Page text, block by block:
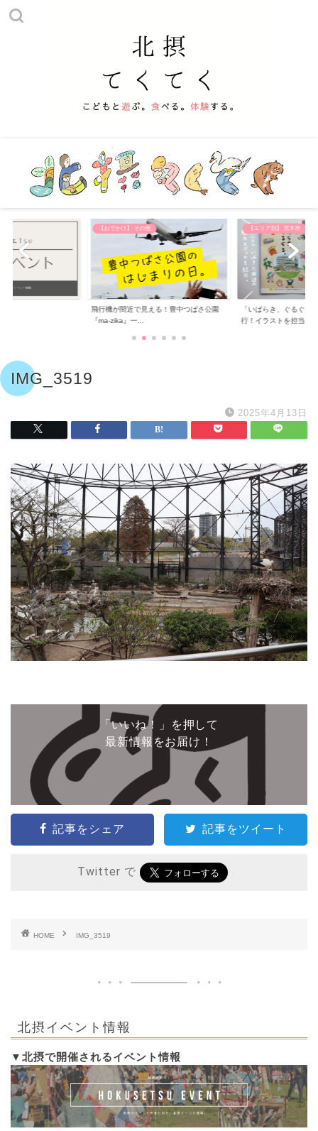
【おでかけ】 その他
飛行機が間近で見える！豊中つばさ公園
『ma-zika』一...
【エリア別】 茨木市
「いばらき、ぐるぐる
行！イラストを担当...
IMG_3519
2025年4月13日
「いいね！」を押して
最新情報をお届け！
記事をシェア 記事をツイート
Twitter で
HOME IMG_3519
北摂イベント情報
▼北摂で開催されるイベント情報